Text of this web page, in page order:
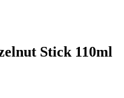
Stick 110ml